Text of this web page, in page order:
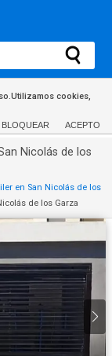
cookies,
BLOQUEAR ACEPTO
Nicolás de los
en San Nicolás de los
de los Garza